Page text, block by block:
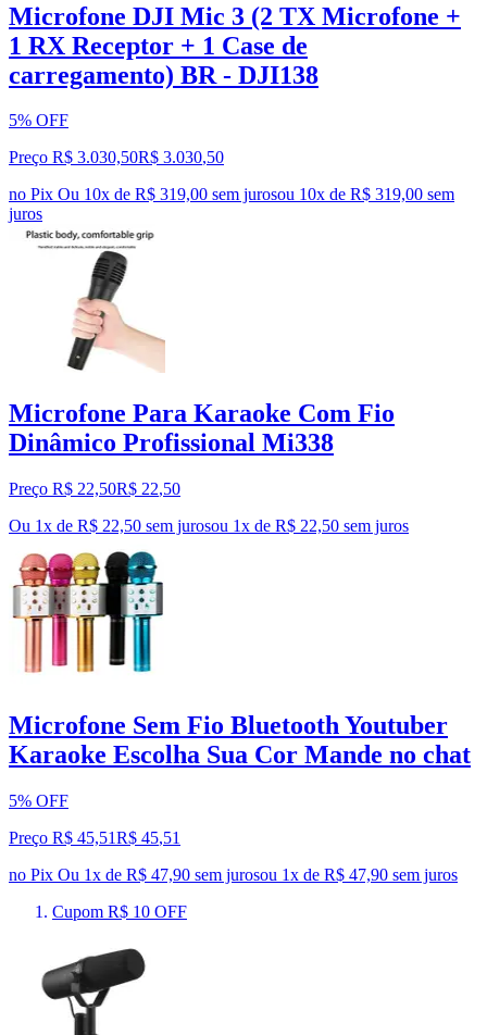
Microfone DJI Mic 3 (2 TX Microfone +
1 RX Receptor + 1 Case de
carregamento) BR - DJI138
5% OFF
Preço R$ 3.030,50R$ 3.030,50
no Pix Ou 10x de R$ 319,00 sem jurosou 10x de R$ 319,00 sem
juros
Microfone Para Karaoke Com Fio
Dinâmico Profissional Mi338
Preço R$ 22,50R$ 22,50
Ou 1x de R$ 22,50 sem jurosou 1x de R$ 22,50 sem juros
Microfone Sem Fio Bluetooth Youtuber
Karaoke Escolha Sua Cor Mande no chat
5% OFF
Preço R$ 45,51R$ 45,51
no Pix Ou 1x de R$ 47,90 sem jurosou 1x de R$ 47,90 sem juros
Cupom R$ 10 OFF